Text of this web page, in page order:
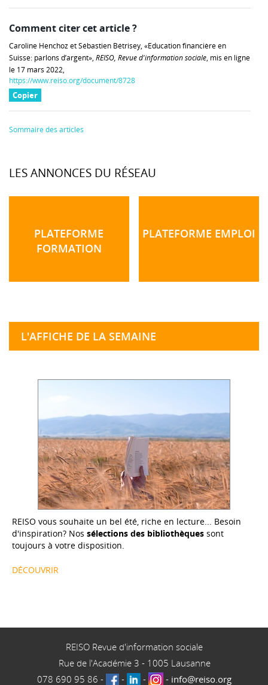
Comment citer cet article ?
Caroline Henchoz et Sébastien Bétrisey, «Education financière en
Suisse: parlons d’argent», REISO, Revue d'information sociale, mis en ligne
le 17 mars 2022,
https://www.reiso.org/document/8728
Copier
Sommaire des articles
LES ANNONCES DU RÉSEAU
PLATEFORME
FORMATION
PLATEFORME EMPLOI
L'AFFICHE DE LA SEMAINE
REISO vous souhaite un bel été, riche en lecture... Besoin
d'inspiration? Nos sélections des bibliothèques sont
toujours à votre disposition.
DÉCOUVRIR
REISO Revue d'information sociale
Rue de l'Académie 3 - 1005 Lausanne
078 690 95 86 - - - - info@reiso.org